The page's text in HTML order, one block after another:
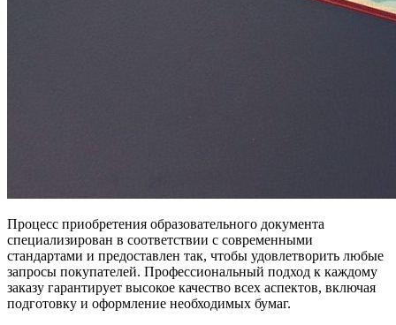
Процесс приобретения образовательного документа
специализирован в соответствии с современными
стандартами и предоставлен так, чтобы удовлетворить любые
запросы покупателей. Профессиональный подход к каждому
заказу гарантирует высокое качество всех аспектов, включая
подготовку и оформление необходимых бумаг.